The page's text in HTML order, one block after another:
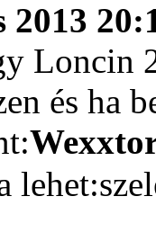
Loncin
és ha